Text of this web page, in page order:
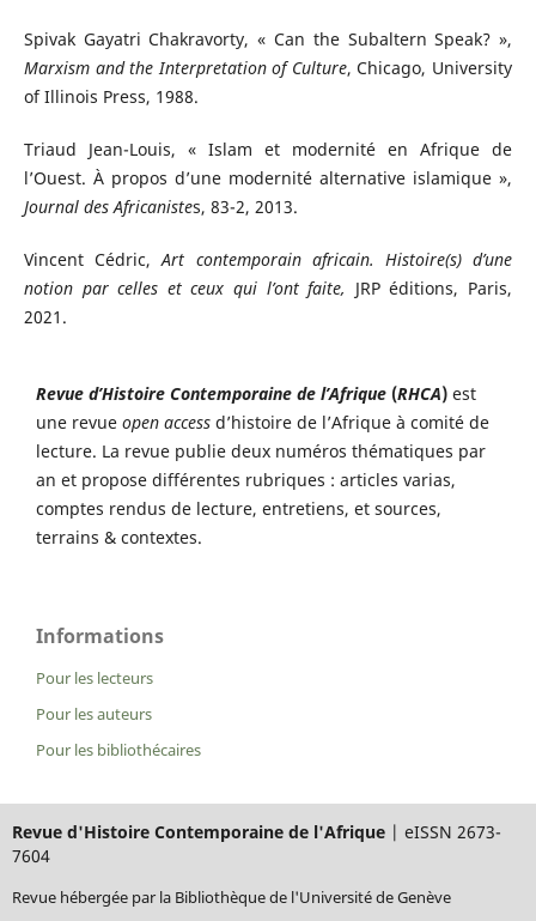
Spivak Gayatri Chakravorty, « Can the Subaltern Speak? »,
Marxism and the Interpretation of Culture, Chicago, University
of Illinois Press, 1988.
Triaud Jean-Louis, « Islam et modernité en Afrique de
l’Ouest. À propos d’une modernité alternative islamique »,
Journal des Africanistes, 83-2, 2013.
Vincent Cédric,Art contemporain africain. Histoire(s) d’une
notion par celles et ceux qui l’ont faite, JRP éditions, Paris,
2021.
Revue d’Histoire Contemporaine de l’Afrique (RHCA) est
une revue open access d’histoire de l’Afrique à comité de
lecture. La revue publie deux numéros thématiques par
an et propose différentes rubriques : articles varias,
comptes rendus de lecture, entretiens, et sources,
terrains & contextes.
Informations
Pour les lecteurs
Pour les auteurs
Pour les bibliothécaires
Revue d'Histoire Contemporaine de l'Afrique| eISSN 2673-
7604
Revue hébergée par la Bibliothèque de l'Université de Genève